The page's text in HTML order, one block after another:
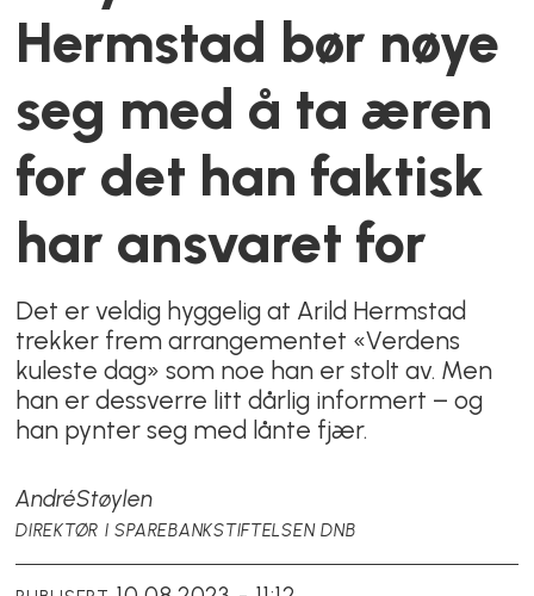
Hermstad bør nøye
seg med å ta æren
for det han faktisk
har ansvaret for
Det er veldig hyggelig at Arild Hermstad
trekker frem arrangementet «Verdens
kuleste dag» som noe han er stolt av. Men
han er dessverre litt dårlig informert – og
han pynter seg med lånte fjær.
AndréStøylen
DIREKTØR I SPAREBANKSTIFTELSEN DNB